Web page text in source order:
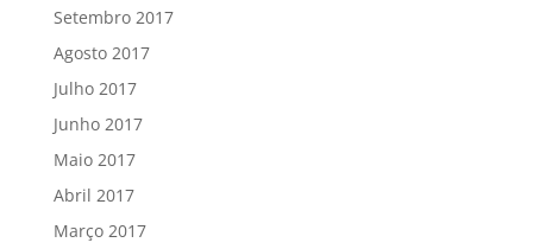
Setembro 2017
Agosto 2017
Julho 2017
Junho 2017
Maio 2017
Abril 2017
Março 2017